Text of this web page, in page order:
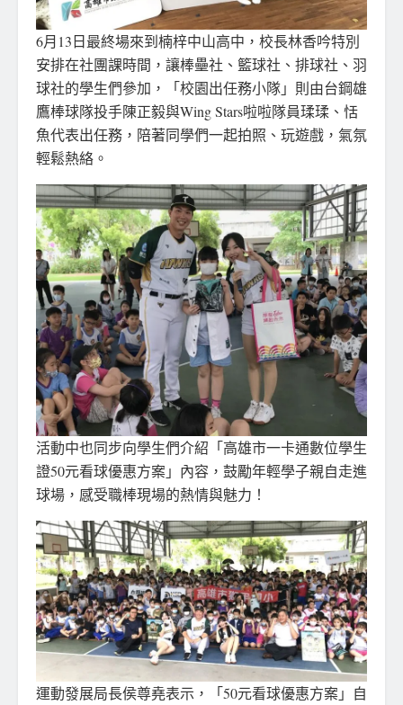
6月13日最終場來到楠梓中山高中，校長林香吟特別
安排在社團課時間，讓棒壘社、籃球社、排球社、羽
球社的學生們參加，「校園出任務小隊」則由台鋼雄
鷹棒球隊投手陳正毅與Wing Stars啦啦隊員瑈瑈、恬
魚代表出任務，陪著同學們一起拍照、玩遊戲，氣氛
輕鬆熱絡。
活動中也同步向學生們介紹「高雄市一卡通數位學生
證50元看球優惠方案」內容，鼓勵年輕學子親自走進
球場，感受職棒現場的熱情與魅力！
運動發展局長侯尊堯表示，「50元看球優惠方案」自